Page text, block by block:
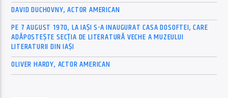
DAVID DUCHOVNY, ACTOR AMERICAN
PE 7 AUGUST 1970, LA IAŞI S-A INAUGURAT CASA DOSOFTEI, CARE
ADĂPOSTEŞTE SECŢIA DE LITERATURĂ VECHE A MUZEULUI
LITERATURII DIN IAŞI
OLIVER HARDY, ACTOR AMERICAN